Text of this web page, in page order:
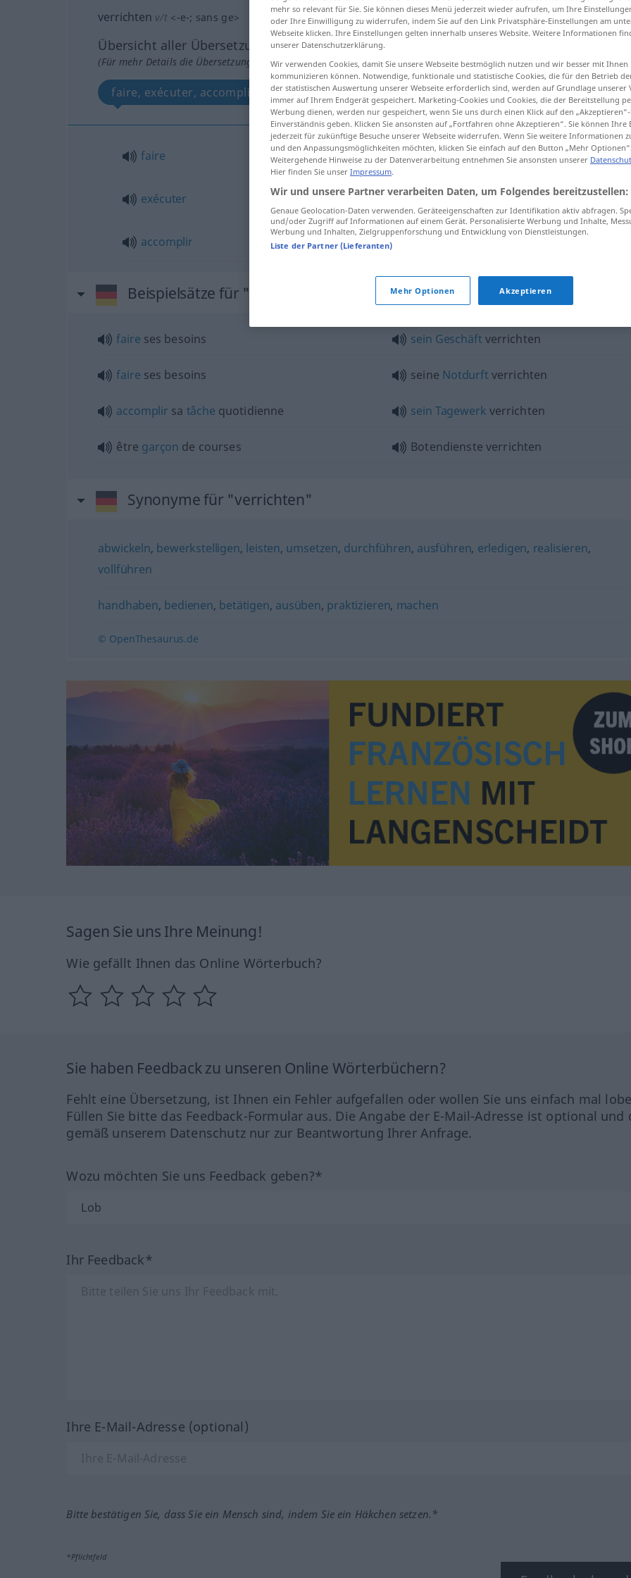
verrichten v/t <-e-; sans ge>
Übersicht aller Übersetzungen
(Für mehr Details die Übersetzung anklicken/antippen)
faire, exécuter, accomplir
faire verrichtenArbeit, Aufgabe
exécuter verrichten
accomplir verrichten
Beispielsätze für "verrichten"
faire ses besoins sein Geschäft verrichten
faire ses besoins seine Notdurft verrichten
accomplir sa tâche quotidienne sein Tagewerk verrichten
être garçon de courses Botendienste verrichten
Synonyme für "verrichten"
abwickeln, bewerkstelligen, leisten, umsetzen, durchführen, ausführen, erledigen, realisieren,
vollführen
handhaben, bedienen, betätigen, ausüben, praktizieren, machen
© OpenThesaurus.de
Sagen Sie uns Ihre Meinung!
Wie gefällt Ihnen das Online Wörterbuch?
Sie haben Feedback zu unseren Online Wörterbüchern?
Fehlt eine Übersetzung, ist Ihnen ein Fehler aufgefallen oder wollen Sie uns einfach mal
Füllen Sie bitte das Feedback-Formular aus. Die Angabe der E-Mail-Adresse ist optional und
gemäß unserem Datenschutz nur zur Beantwortung Ihrer Anfrage.
Wozu möchten Sie uns Feedback geben?*
Ihr Feedback*
Ihre E-Mail-Adresse (optional)
Bitte bestätigen Sie, dass Sie ein Mensch sind, indem Sie ein Häkchen setzen.*
*Pflichtfeld
mehr so relevant für Sie. Sie können dieses Menü jederzeit wieder aufrufen, um Ihre
oder Ihre Einwilligung zu widerrufen, indem Sie auf den Link Privatsphäre-Einstellungen am
Webseite klicken. Ihre Einstellungen gelten innerhalb unseres Website. Weitere Informationen
unserer Datenschutzerklärung.
Wir verwenden Cookies, damit Sie unsere Webseite bestmöglich nutzen und wir besser mit Ihnen
kommunizieren können. Notwendige, funktionale und statistische Cookies, die für den Betrieb
der statistischen Auswertung unserer Webseite erforderlich sind, werden auf Grundlage unserer
immer auf Ihrem Endgerät gespeichert. Marketing-Cookies und Cookies, die der Bereitstellung
Werbung dienen, werden nur gespeichert, wenn Sie uns durch einen Klick auf den
Einverständnis geben. Klicken Sie ansonsten auf „Fortfahren ohne Akzeptieren“. Sie können Ihre
jederzeit für zukünftige Besuche unserer Webseite widerrufen. Wenn Sie weitere Informationen
und den Anpassungsmöglichkeiten möchten, klicken Sie einfach auf den Button „Mehr Optionen“.
Weitergehende Hinweise zu der Datenverarbeitung entnehmen Sie ansonsten unserer
Hier finden Sie unser Impressum.
Wir und unsere Partner verarbeiten Daten, um Folgendes bereitzustellen:
Genaue Geolocation-Daten verwenden. Geräteeigenschaften zur Identifikation aktiv abfragen.
und/oder Zugriff auf Informationen auf einem Gerät. Personalisierte Werbung und Inhalte,
Werbung und Inhalten, Zielgruppenforschung und Entwicklung von Dienstleistungen.
Liste der Partner (Lieferanten)
Mehr Optionen Akzeptieren